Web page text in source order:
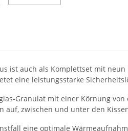
ist auch als Komplettset mit
eine leistungsstarke
Granulat mit einer Körnung
zwischen und unter den
eine optimale